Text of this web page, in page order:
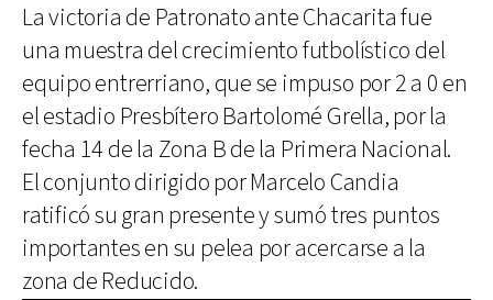
La victoria de Patronato ante Chacarita fue
una muestra del crecimiento futbolístico del
equipo entrerriano, que se impuso por 2 a 0 en
el estadio Presbítero Bartolomé Grella, por la
fecha 14 de la Zona B de la Primera Nacional.
El conjunto dirigido por Marcelo Candia
ratificó su gran presente y sumó tres puntos
importantes en su pelea por acercarse a la
zona de Reducido.